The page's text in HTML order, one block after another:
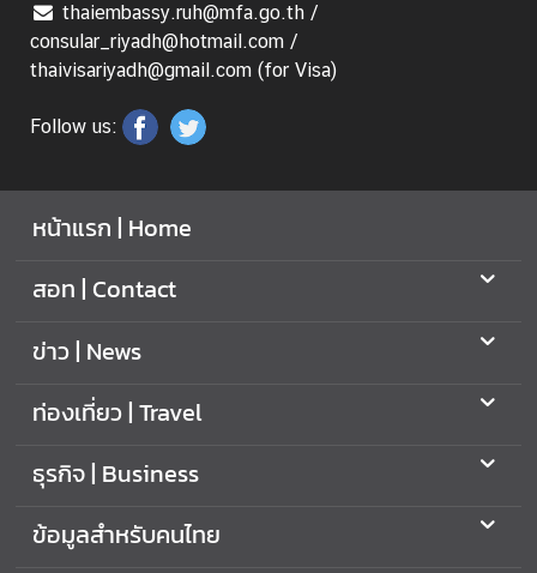
thaiembassy.ruh@mfa.go.th /
consular_riyadh@hotmail.com /
thaivisariyadh@gmail.com (for Visa)
Follow us:
หน้าแรก | Home
สอท | Contact
ข่าว | News
ท่องเที่ยว | Travel
ธุรกิจ | Business
ข้อมูลสำหรับคนไทย